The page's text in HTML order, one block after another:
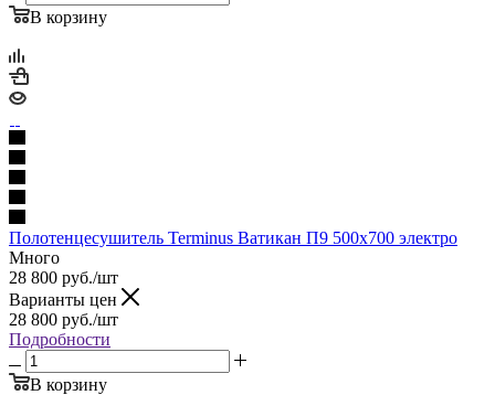
В корзину
Полотенцесушитель Terminus Ватикан П9 500х700 электро
Много
28 800 руб./шт
Варианты цен
28 800 руб./шт
Подробности
В корзину